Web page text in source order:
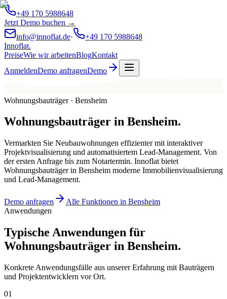
+49 170 5988648
Jetzt Demo buchen →
info@innoflat.de·
+49 170 5988648
Innoflat.
PreiseWie wir arbeitenBlogKontakt
AnmeldenDemo anfragenDemo
Wohnungsbauträger · Bensheim
Wohnungsbauträger in Bensheim.
Vermarkten Sie Neubauwohnungen effizienter mit interaktiver
Projektvisualisierung und automatisiertem Lead-Management. Von
der ersten Anfrage bis zum Notartermin. Innoflat bietet
Wohnungsbauträger in Bensheim moderne Immobilienvisualisierung
und Lead-Management.
Demo anfragen
Alle Funktionen in Bensheim
Anwendungen
Typische Anwendungen für
Wohnungsbauträger in Bensheim.
Konkrete Anwendungsfälle aus unserer Erfahrung mit Bauträgern
und Projektentwicklern vor Ort.
01